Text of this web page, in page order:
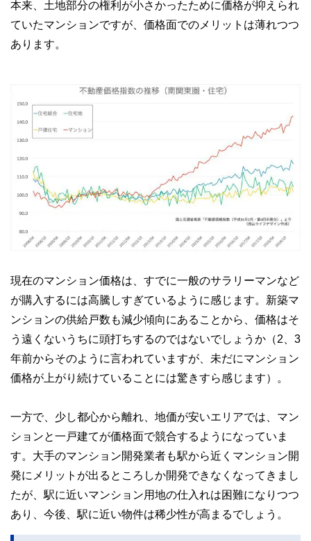
本来、土地部分の権利が小さかったために価格が抑えられ
ていたマンションですが、価格面でのメリットは薄れつつ
あります。
現在のマンション価格は、すでに一般のサラリーマンなど
が購入するには高騰しすぎているように感じます。新築マ
ンションの供給戸数も減少傾向にあることから、価格はそ
う遠くないうちに頭打ちするのではないでしょうか（2、3
年前からそのように言われていますが、未だにマンション
価格が上がり続けていることには驚きすら感じます）。
一方で、少し都心から離れ、地価が安いエリアでは、マン
ションと一戸建てが価格面で競合するようになっていま
す。大手のマンション開発業者も駅から近くマンション開
発にメリットが出るところしか開発できなくなってきまし
たが、駅に近いマンション用地の仕入れは困難になりつつ
あり、今後、駅に近い物件は稀少性が高まるでしょう。